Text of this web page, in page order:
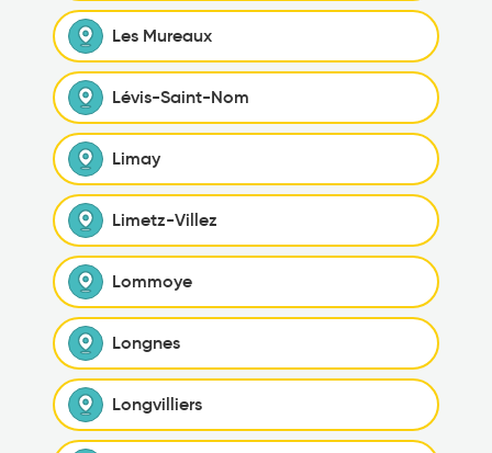
Les Mureaux
Lévis-Saint-Nom
Limay
Limetz-Villez
Lommoye
Longnes
Longvilliers